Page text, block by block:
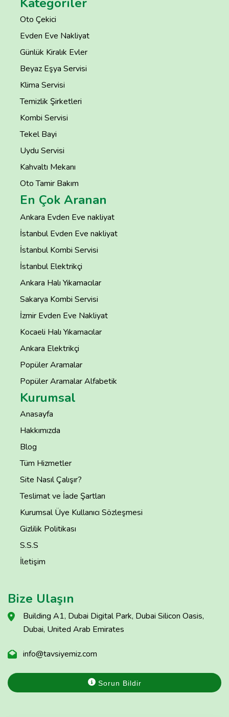
Oto Çekici
Evden Eve Nakliyat
Günlük Kiralık Evler
Beyaz Eşya Servisi
Klima Servisi
Temizlik Şirketleri
Kombi Servisi
Tekel Bayi
Uydu Servisi
Kahvaltı Mekanı
Oto Tamir Bakım
En Çok Aranan
Ankara Evden Eve nakliyat
İstanbul Evden Eve nakliyat
İstanbul Kombi Servisi
İstanbul Elektrikçi
Ankara Halı Yıkamacılar
Sakarya Kombi Servisi
İzmir Evden Eve Nakliyat
Kocaeli Halı Yıkamacılar
Ankara Elektrikçi
Popüler Aramalar
Popüler Aramalar Alfabetik
Kurumsal
Anasayfa
Hakkımızda
Blog
Tüm Hizmetler
Site Nasıl Çalışır?
Teslimat ve İade Şartları
Kurumsal Üye Kullanıcı Sözleşmesi
Gizlilik Politikası
S.S.S
İletişim
Bize Ulaşın
Building A1, Dubai Digital Park, Dubai Silicon Oasis,
Dubai, United Arab Emirates
info@tavsiyemiz.com
Sorun Bildir